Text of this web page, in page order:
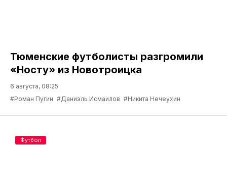
Тюменские футболисты разгромили
«Носту» из Новотроицка
6 августа, 08:25
#Роман Пугин #Даниэль Исмаилов #Никита Нечеухин
Футбол